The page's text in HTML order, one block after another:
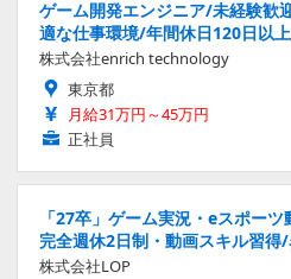
ゲーム開発エンジニア/未経験歓
適な仕事環境/年間休日120日以上
株式会社enrich technology
東京都
月給31万円～45万円
正社員
「27卒」ゲーム実況・eスポー
完全週休2日制・動画スキル習得
株式会社LOP